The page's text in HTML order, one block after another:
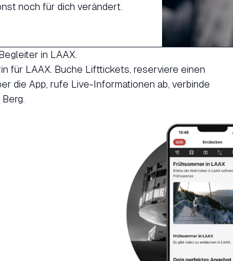
noch für dich verändert.
in LAAX.
für LAAX. Buche Lifttickets, reserviere einen
die App, rufe Live-Informationen ab, verbinde